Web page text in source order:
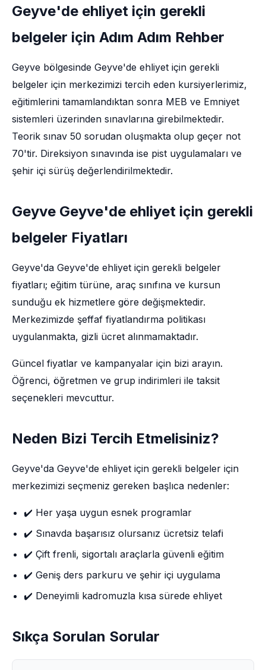
Geyve'de ehliyet için gerekli
belgeler için Adım Adım Rehber
Geyve bölgesinde Geyve'de ehliyet için gerekli
belgeler için merkezimizi tercih eden kursiyerlerimiz,
eğitimlerini tamamlandıktan sonra MEB ve Emniyet
sistemleri üzerinden sınavlarına girebilmektedir.
Teorik sınav 50 sorudan oluşmakta olup geçer not
70'tir. Direksiyon sınavında ise pist uygulamaları ve
şehir içi sürüş değerlendirilmektedir.
Geyve Geyve'de ehliyet için gerekli
belgeler Fiyatları
Geyve'da Geyve'de ehliyet için gerekli belgeler
fiyatları; eğitim türüne, araç sınıfına ve kursun
sunduğu ek hizmetlere göre değişmektedir.
Merkezimizde şeffaf fiyatlandırma politikası
uygulanmakta, gizli ücret alınmamaktadır.
Güncel fiyatlar ve kampanyalar için bizi arayın.
Öğrenci, öğretmen ve grup indirimleri ile taksit
seçenekleri mevcuttur.
Neden Bizi Tercih Etmelisiniz?
Geyve'da Geyve'de ehliyet için gerekli belgeler için
merkezimizi seçmeniz gereken başlıca nedenler:
✔️ Her yaşa uygun esnek programlar
✔️ Sınavda başarısız olursanız ücretsiz telafi
✔️ Çift frenli, sigortalı araçlarla güvenli eğitim
✔️ Geniş ders parkuru ve şehir içi uygulama
✔️ Deneyimli kadromuzla kısa sürede ehliyet
Sıkça Sorulan Sorular